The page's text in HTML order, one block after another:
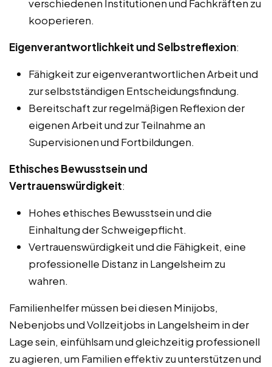
verschiedenen Institutionen und Fachkräften zu
kooperieren.
Eigenverantwortlichkeit und Selbstreflexion:
Fähigkeit zur eigenverantwortlichen Arbeit und
zur selbstständigen Entscheidungsfindung.
Bereitschaft zur regelmäßigen Reflexion der
eigenen Arbeit und zur Teilnahme an
Supervisionen und Fortbildungen.
Ethisches Bewusstsein und
Vertrauenswürdigkeit:
Hohes ethisches Bewusstsein und die
Einhaltung der Schweigepflicht.
Vertrauenswürdigkeit und die Fähigkeit, eine
professionelle Distanz in Langelsheim zu
wahren.
Familienhelfer müssen bei diesen Minijobs,
Nebenjobs und Vollzeitjobs in Langelsheim in der
Lage sein, einfühlsam und gleichzeitig professionell
zu agieren, um Familien effektiv zu unterstützen und